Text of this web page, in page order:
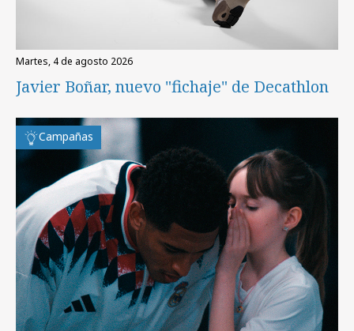
martes, 4 de agosto 2026
Javier Boñar, nuevo "fichaje" de Decathlon
Campañas